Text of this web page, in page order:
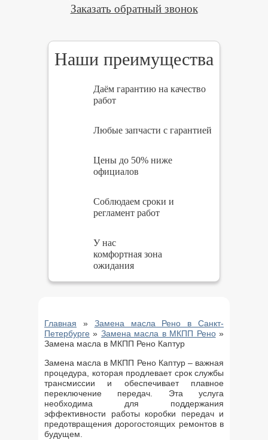
Заказать обратный звонок
Наши преимущества
Даём гарантию на качество
работ
Любые запчасти с гарантией
Цены до 50% ниже
официалов
Соблюдаем сроки и
регламент работ
У нас
комфортная зона
ожидания
Главная » Замена масла Рено в Санкт-
Петербурге » Замена масла в МКПП Рено»
Замена масла в МКПП Рено Каптур
Замена масла в МКПП Рено Каптур – важная
процедура, которая продлевает срок службы
трансмиссии и обеспечивает плавное
переключение передач. Эта услуга
необходима для поддержания
эффективности работы коробки передач и
предотвращения дорогостоящих ремонтов в
будущем.